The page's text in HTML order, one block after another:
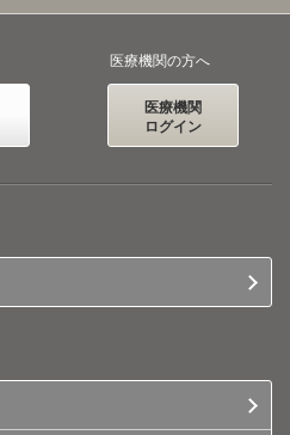
医療機関の方へ
医療機関
ログイン